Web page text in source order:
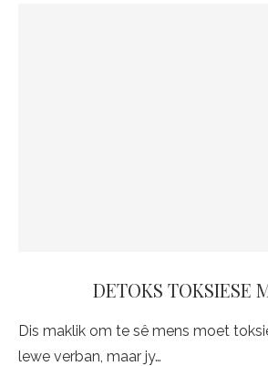
DETOKS TOKSIESE
Dis maklik om te sê mens moet
lewe verban, maar jy…